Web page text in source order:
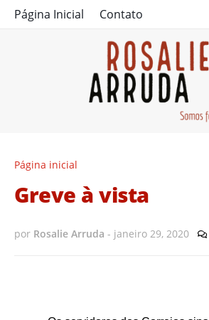
Página Inicial Contato
Página inicial
Greve à vista
por Rosalie Arruda - janeiro 29, 2020